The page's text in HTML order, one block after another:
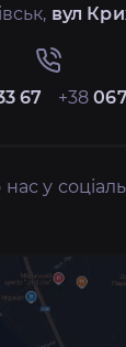
вул
67 +38
у